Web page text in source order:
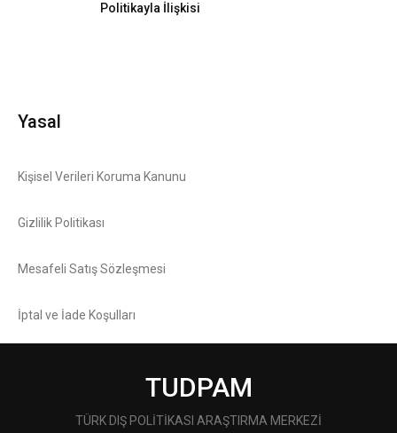
Politikayla İlişkisi
Yasal
Kişisel Verileri Koruma Kanunu
Gizlilik Politikası
Mesafeli Satış Sözleşmesi
İptal ve İade Koşulları
TUDPAM
TÜRK DIŞ POLİTİKASI ARAŞTIRMA MERKEZİ